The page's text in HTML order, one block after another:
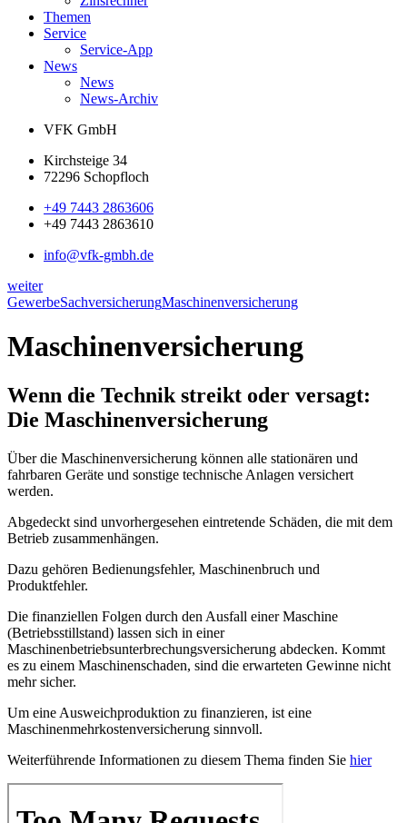
Themen
Service
Service-App
News
News
News-Archiv
VFK GmbH
Kirchsteige 34
72296 Schopfloch
+49 7443 2863606
+49 7443 2863610
info@vfk-gmbh.de
weiter
GewerbeSachversicherungMaschinenversicherung
Maschinenversicherung
Wenn die Technik streikt oder versagt:
Die Maschinenversicherung
Über die Maschinenversicherung können alle stationären und
fahrbaren Geräte und sonstige technische Anlagen versichert
werden.
Abgedeckt sind unvorhergesehen eintretende Schäden, die mit dem
Betrieb zusammenhängen.
Dazu gehören Bedienungsfehler, Maschinenbruch und
Produktfehler.
Die finanziellen Folgen durch den Ausfall einer Maschine
(Betriebsstillstand) lassen sich in einer
Maschinenbetriebsunterbrechungsversicherung abdecken. Kommt
es zu einem Maschinenschaden, sind die erwarteten Gewinne nicht
mehr sicher.
Um eine Ausweichproduktion zu finanzieren, ist eine
Maschinenmehrkostenversicherung sinnvoll.
Weiterführende Informationen zu diesem Thema finden Sie hier